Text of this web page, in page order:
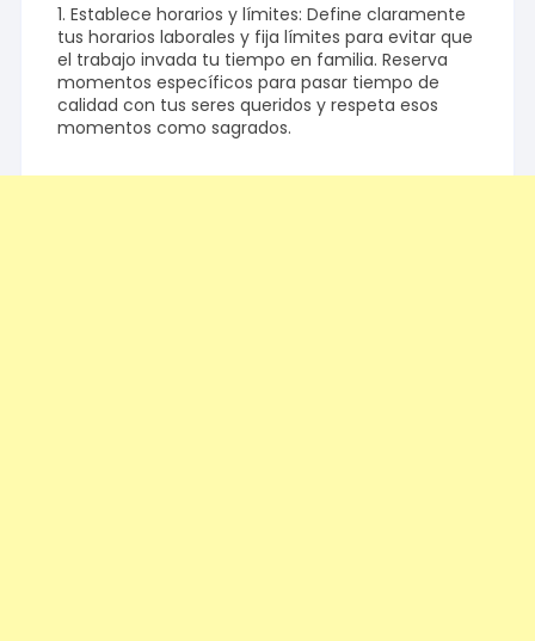
1. Establece horarios y límites: Define claramente
tus horarios laborales y fija límites para evitar que
el trabajo invada tu tiempo en familia. Reserva
momentos específicos para pasar tiempo de
calidad con tus seres queridos y respeta esos
momentos como sagrados.